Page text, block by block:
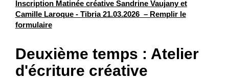
Inscription Matinée créative Sandrine Vaujany et
Camille Laroque - Tibria 21.03.2026 – Remplir le
formulaire
Deuxième temps : Atelier
d'écriture créative